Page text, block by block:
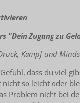
"Dein Zugang zu
Kampf und
dass du viel
nicht so leicht oder
Problem nicht bei